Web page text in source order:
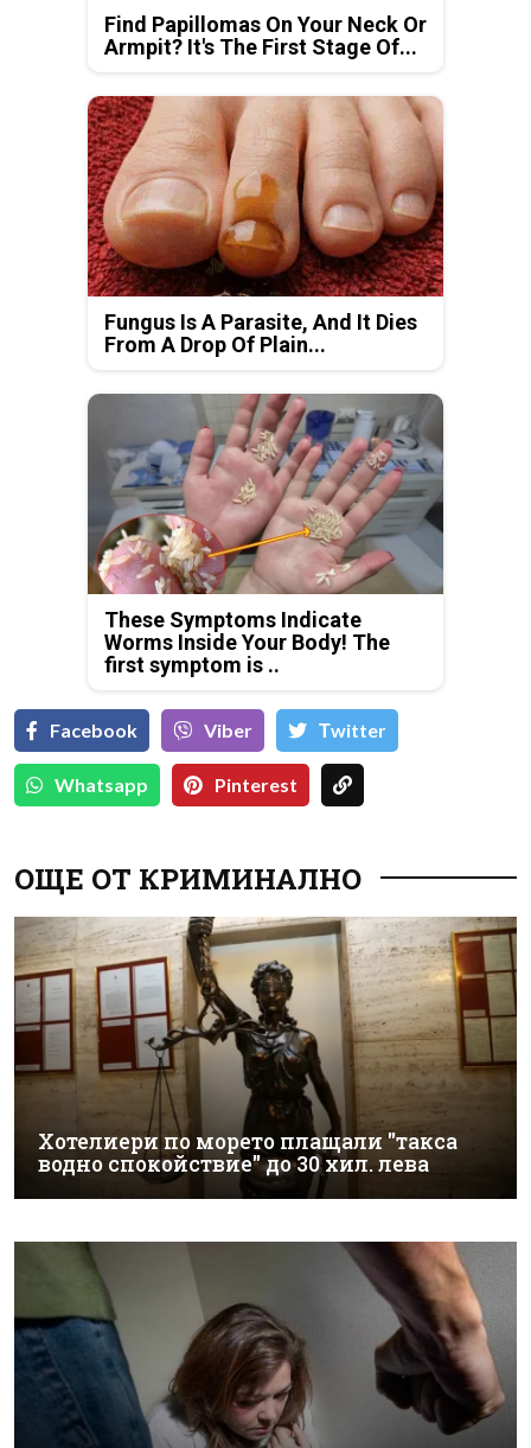
Find Papillomas On Your Neck Or
Armpit? It's The First Stage Of...
Fungus Is A Parasite, And It Dies
From A Drop Of Plain...
These Symptoms Indicate
Worms Inside Your Body! The
first symptom is ..
Facebook Viber Тwitter
Whatsapp Pinterest
ОЩЕ ОТ КРИМИНАЛНО
Хотелиери по морето плащали "такса
водно спокойствие" до 30 хил. лева